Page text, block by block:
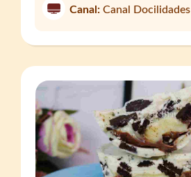
Canal: Canal Docilidades